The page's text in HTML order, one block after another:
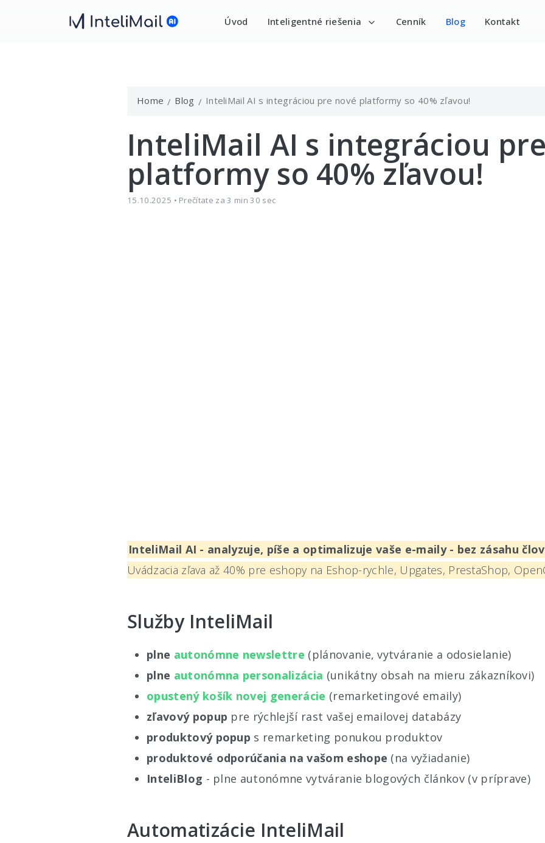
Úvod Inteligentné riešenia Cenník Blog Kontakt
Home Blog InteliMail AI s integráciou pre nové platformy so 40% zľavou!
InteliMail AI s integráciou
platformy so 40% zľavou!
15.10.2025 • Prečítate za 3 min 30 sec
InteliMail AI - analyzuje, píše a optimalizuje vaše e-maily - bez zásahu
Uvádzacia zľava až 40% pre eshopy na Eshop-rychle, Upgates, PrestaShop,
Služby InteliMail
plne autonómne newslettre (plánovanie, vytváranie a odosielanie)
plne autonómna personalizácia (unikátny obsah na mieru zákazníkovi)
opustený košík novej generácie (remarketingové emaily)
zľavový popup pre rýchlejší rast vašej emailovej databázy
produktový popup s remarketing ponukou produktov
produktové odporúčania na vašom eshope (na vyžiadanie)
InteliBlog - plne autonómne vytváranie blogových článkov (v príprave)
Automatizácie InteliMail